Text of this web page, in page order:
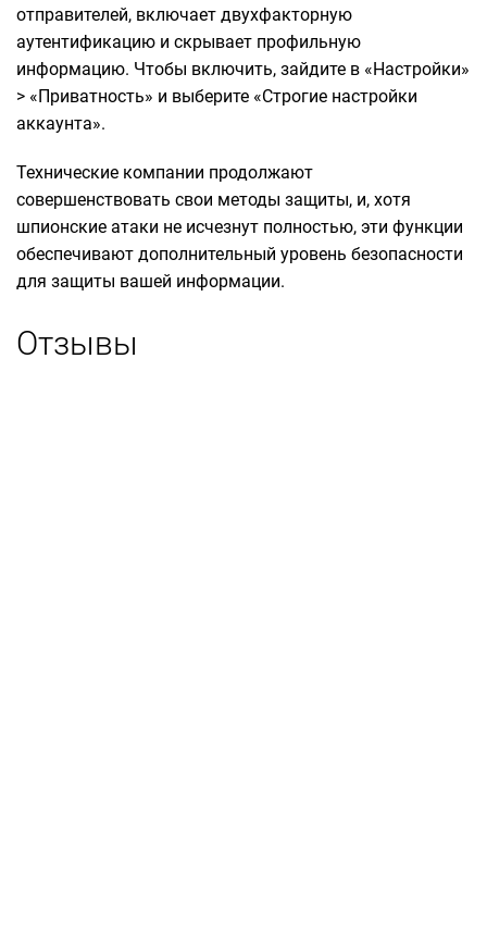
отправителей, включает двухфакторную
аутентификацию и скрывает профильную
информацию. Чтобы включить, зайдите в «Настройки»
> «Приватность» и выберите «Строгие настройки
аккаунта».
Технические компании продолжают
совершенствовать свои методы защиты, и, хотя
шпионские атаки не исчезнут полностью, эти функции
обеспечивают дополнительный уровень безопасности
для защиты вашей информации.
Отзывы